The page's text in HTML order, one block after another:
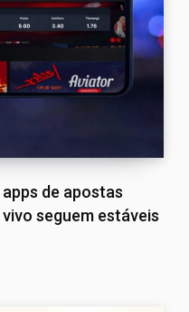
de apostas
seguem estáveis